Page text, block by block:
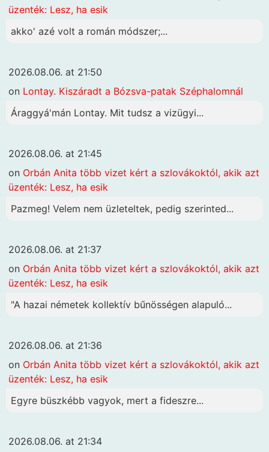
üzenték: Lesz, ha esik
akko' azé volt a román módszer;...
2026.08.06. at 21:50
on Lontay. Kiszáradt a Bózsva-patak Széphalomnál
Áraggyá'mán Lontay. Mit tudsz a vizügyi...
2026.08.06. at 21:45
on Orbán Anita több vizet kért a szlovákoktól, akik azt
üzenték: Lesz, ha esik
Pazmeg! Velem nem üzleteltek, pedig szerinted...
2026.08.06. at 21:37
on Orbán Anita több vizet kért a szlovákoktól, akik azt
üzenték: Lesz, ha esik
"A hazai németek kollektív bűnösségen alapuló...
2026.08.06. at 21:36
on Orbán Anita több vizet kért a szlovákoktól, akik azt
üzenték: Lesz, ha esik
Egyre büszkébb vagyok, mert a fideszre...
2026.08.06. at 21:34